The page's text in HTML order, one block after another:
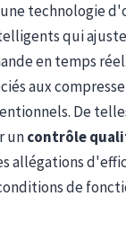
technologie
qui
en temps
aux
De
uncontrôle
allégations
de